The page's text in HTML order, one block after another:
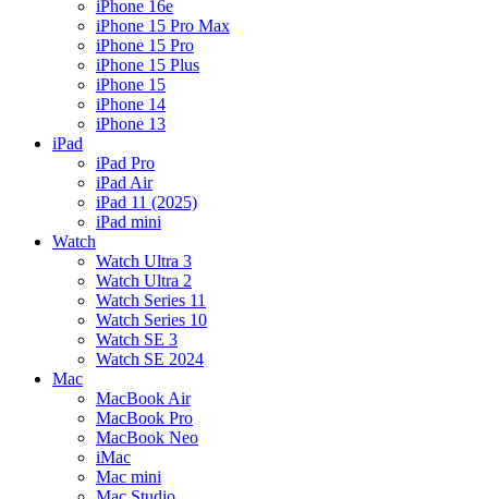
iPhone 16e
iPhone 15 Pro Max
iPhone 15 Pro
iPhone 15 Plus
iPhone 15
iPhone 14
iPhone 13
iPad
iPad Pro
iPad Air
iPad 11 (2025)
iPad mini
Watch
Watch Ultra 3
Watch Ultra 2
Watch Series 11
Watch Series 10
Watch SE 3
Watch SE 2024
Mac
MacBook Air
MacBook Pro
MacBook Neo
iMac
Mac mini